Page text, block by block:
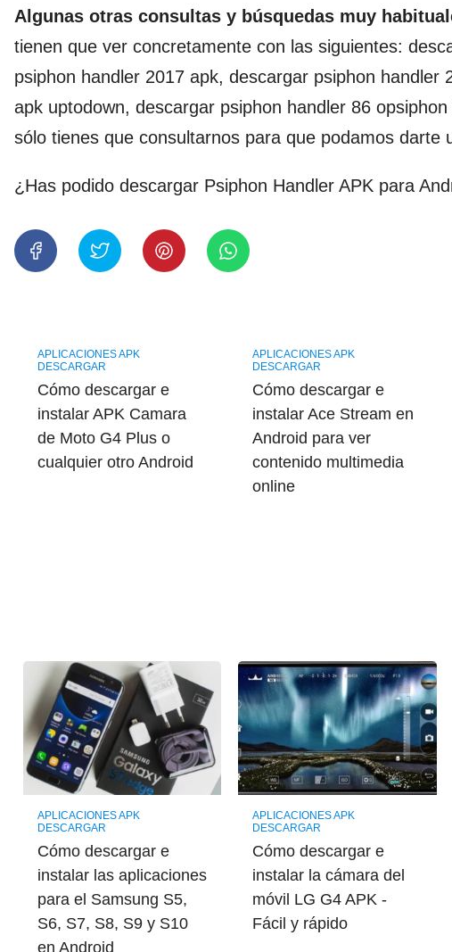
Algunas otras consultas y búsquedas muy
tienen que ver concretamente con las siguientes:
psiphon handler 2017 apk, descargar psiphon
apk uptodown, descargar psiphon handler 86
sólo tienes que consultarnos para que podamos darte
¿Has podido descargar Psiphon Handler APK para
APLICACIONES APK
DESCARGAR
Cómo descargar e
instalar APK Camara
de Moto G4 Plus o
cualquier otro Android
APLICACIONES APK
DESCARGAR
Cómo descargar e
instalar Ace Stream en
Android para ver
contenido multimedia
online
APLICACIONES APK
DESCARGAR
Cómo descargar e
instalar las aplicaciones
para el Samsung S5,
S6, S7, S8, S9 y S10
en Android
APLICACIONES APK
DESCARGAR
Cómo descargar e
instalar la cámara del
móvil LG G4 APK -
Fácil y rápido